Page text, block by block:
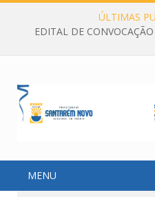
ÚLTIMAS
EDITAL DE
MENU